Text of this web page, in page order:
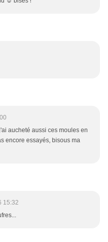
aucheté aussi ces moules en
encore essayés, bisous ma
15:32